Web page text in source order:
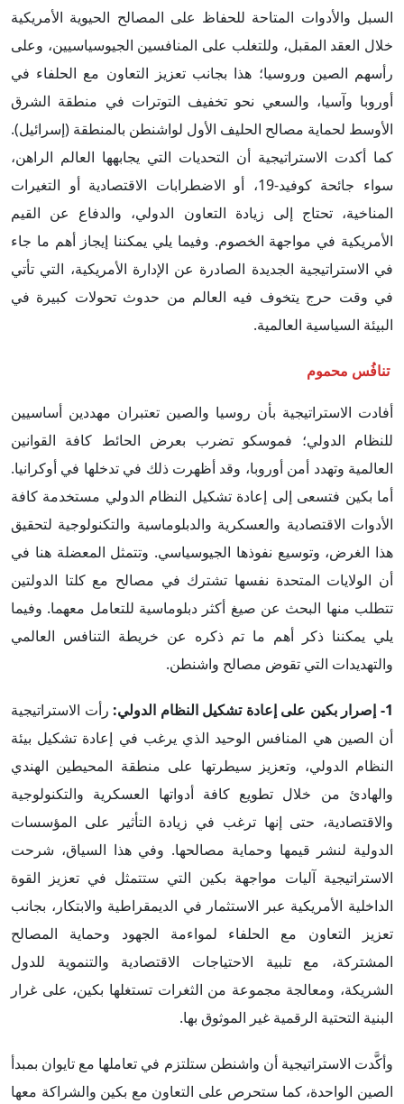
السبل والأدوات المتاحة للحفاظ على المصالح الحيوية الأمريكية
خلال العقد المقبل، وللتغلب على المنافسين الجيوسياسيين، وعلى
رأسهم الصين وروسيا؛ هذا بجانب تعزيز التعاون مع الحلفاء في
أوروبا وآسيا، والسعي نحو تخفيف التوترات في منطقة الشرق
الأوسط لحماية مصالح الحليف الأول لواشنطن بالمنطقة (إسرائيل).
كما أكدت الاستراتيجية أن التحديات التي يجابهها العالم الراهن،
سواء جائحة كوفيد-19، أو الاضطرابات الاقتصادية أو التغيرات
المناخية، تحتاج إلى زيادة التعاون الدولي، والدفاع عن القيم
الأمريكية في مواجهة الخصوم. وفيما يلي يمكننا إيجاز أهم ما جاء
في الاستراتيجية الجديدة الصادرة عن الإدارة الأمريكية، التي تأتي
في وقت حرج يتخوف فيه العالم من حدوث تحولات كبيرة في
البيئة السياسية العالمية.
تنافُس محموم
أفادت الاستراتيجية بأن روسيا والصين تعتبران مهددين أساسيين
للنظام الدولي؛ فموسكو تضرب بعرض الحائط كافة القوانين
العالمية وتهدد أمن أوروبا، وقد أظهرت ذلك في تدخلها في أوكرانيا.
أما بكين فتسعى إلى إعادة تشكيل النظام الدولي مستخدمة كافة
الأدوات الاقتصادية والعسكرية والدبلوماسية والتكنولوجية لتحقيق
هذا الغرض، وتوسيع نفوذها الجيوسياسي. وتتمثل المعضلة هنا في
أن الولايات المتحدة نفسها تشترك في مصالح مع كلتا الدولتين
تتطلب منها البحث عن صيغ أكثر دبلوماسية للتعامل معهما. وفيما
يلي يمكننا ذكر أهم ما تم ذكره عن خريطة التنافس العالمي
والتهديدات التي تقوض مصالح واشنطن.
1- إصرار بكين على إعادة تشكيل النظام الدولي: رأت الاستراتيجية
أن الصين هي المنافس الوحيد الذي يرغب في إعادة تشكيل بيئة
النظام الدولي، وتعزيز سيطرتها على منطقة المحيطين الهندي
والهادئ من خلال تطويع كافة أدواتها العسكرية والتكنولوجية
والاقتصادية، حتى إنها ترغب في زيادة التأثير على المؤسسات
الدولية لنشر قيمها وحماية مصالحها. وفي هذا السياق، شرحت
الاستراتيجية آليات مواجهة بكين التي ستتمثل في تعزيز القوة
الداخلية الأمريكية عبر الاستثمار في الديمقراطية والابتكار، بجانب
تعزيز التعاون مع الحلفاء لمواءمة الجهود وحماية المصالح
المشتركة، مع تلبية الاحتياجات الاقتصادية والتنموية للدول
الشريكة، ومعالجة مجموعة من الثغرات تستغلها بكين، على غرار
البنية التحتية الرقمية غير الموثوق بها.
وأكَّدت الاستراتيجية أن واشنطن ستلتزم في تعاملها مع تايوان بمبدأ
الصين الواحدة، كما ستحرص على التعاون مع بكين والشراكة معها